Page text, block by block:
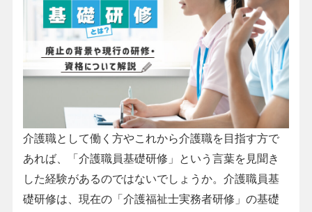
介護職として働く方やこれから介護職を目指す方で
あれば、「介護職員基礎研修」という言葉を見聞き
した経験があるのではないでしょうか。介護職員基
礎研修は、現在の「介護福祉士実務者研修」の基礎